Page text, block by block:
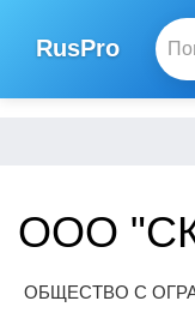
RusPro
ООО
ОБЩЕСТВО С